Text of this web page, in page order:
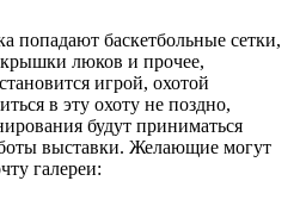
попадают баскетбольные сетки,
люков и прочее,
игрой, охотой
в эту охоту не поздно,
будут приниматься
выставки. Желающие могут
галереи: